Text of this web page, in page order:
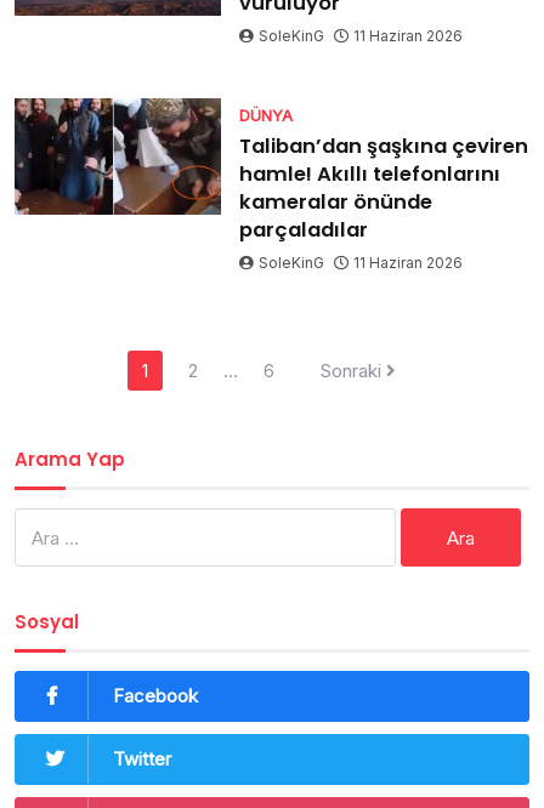
SoleKinG 11 Haziran 2026
DÜNYA
Taliban’dan şaşkına çeviren
hamle! Akıllı telefonlarını
kameralar önünde
parçaladılar
SoleKinG 11 Haziran 2026
1 2 … 6 Sonraki
Arama Yap
Sosyal
Facebook
Twitter